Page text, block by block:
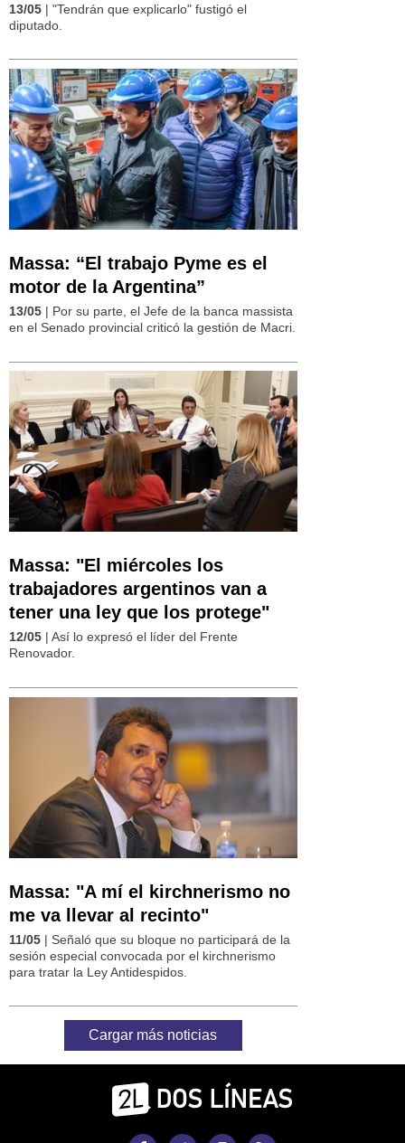
13/05 | "Tendrán que explicarlo" fustigó el
diputado.
Massa: “El trabajo Pyme es el
motor de la Argentina”
13/05 | Por su parte, el Jefe de la banca massista
en el Senado provincial criticó la gestión de Macri.
Massa: "El miércoles los
trabajadores argentinos van a
tener una ley que los protege"
12/05 | Así lo expresó el líder del Frente
Renovador.
Massa: "A mí el kirchnerismo no
me va llevar al recinto"
11/05 | Señaló que su bloque no participará de la
sesión especial convocada por el kirchnerismo
para tratar la Ley Antidespidos.
Cargar más noticias